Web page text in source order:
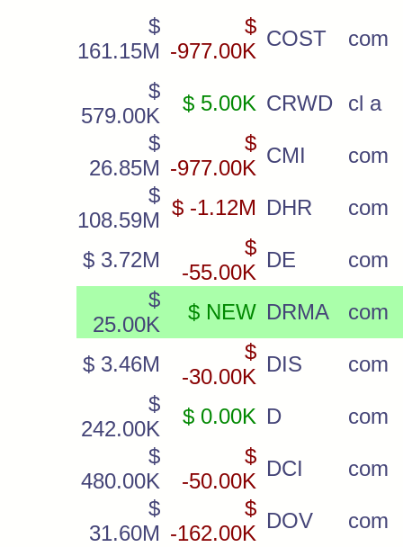
$
161.15M
$
-977.00K
COST com
$
579.00K
$ 5.00K CRWD
cl a
$
26.85M
$
-977.00K
CMI
com
$
108.59M
$ -1.12M DHR com
$ 3.72M
$
-55.00K
DE
com
$
25.00K
$ NEW DRMA com
$ 3.46M
$
-30.00K
DIS
com
$
242.00K
$ 0.00K D
com
$
480.00K
$
-50.00K
DCI
com
$
31.60M
$
-162.00K
DOV
com